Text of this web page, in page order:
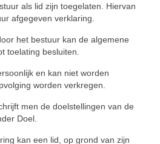
als lid zijn toegelaten. Hiervan
afgegeven verklaring.
het bestuur kan de algemene
toelating besluiten.
en kan niet worden
worden verkregen.
men de doelstellingen van de
Doel.
kan een lid, op grond van zijn